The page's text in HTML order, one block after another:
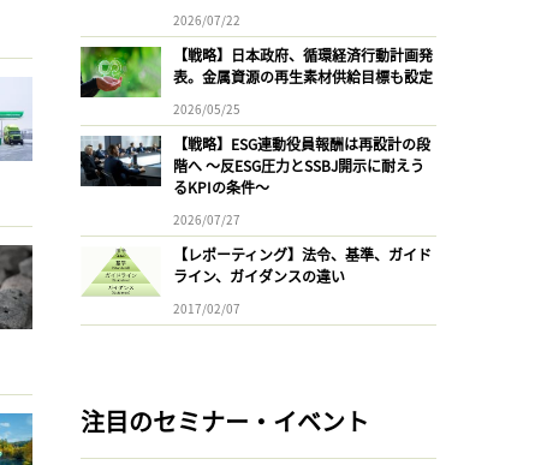
2026/07/22
【戦略】日本政府、循環経済行動計画発
表。金属資源の再生素材供給目標も設定
2026/05/25
【戦略】ESG連動役員報酬は再設計の段
階へ 〜反ESG圧力とSSBJ開示に耐えう
るKPIの条件〜
2026/07/27
【レポーティング】法令、基準、ガイド
ライン、ガイダンスの違い
2017/02/07
注目のセミナー・イベント